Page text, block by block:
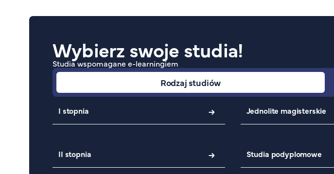
Wybierz swoje studia!
Studia wspomagane e-learningiem
Rodzaj studiów
I stopnia
II stopnia
Jednolite magisterskie
Studia podyplomowe